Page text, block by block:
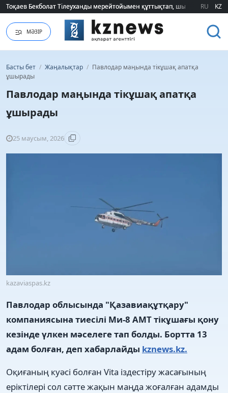
Тоқаев Бекболат Тілеуханды мерейтойымен құттықтап, шығармашылық
Тоқаев Бекболат Тілеуханды мерейтойымен құттықтап, шығармашылық
RU KZ
МӘЗІР
Басты бет / Жаңалықтар / Павлодар маңында тікұшақ апатқа
ұшырады
Павлодар маңында тікұшақ апатқа
ұшырады
25 маусым, 2026
kazaviaspas.kz
Павлодар облысында "Қазавиақұтқару"
компаниясына тиесілі Ми-8 АМТ тікұшағы қону
кезінде үлкен мәселеге тап болды. Бортта 13
адам болған, деп хабарлайды kznews.kz.
Оқиғаның куәсі болған Vita іздестіру жасағының
еріктілері сол сәтте жақын маңда жоғалған адамды